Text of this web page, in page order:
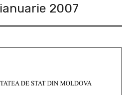
ianuarie 2007